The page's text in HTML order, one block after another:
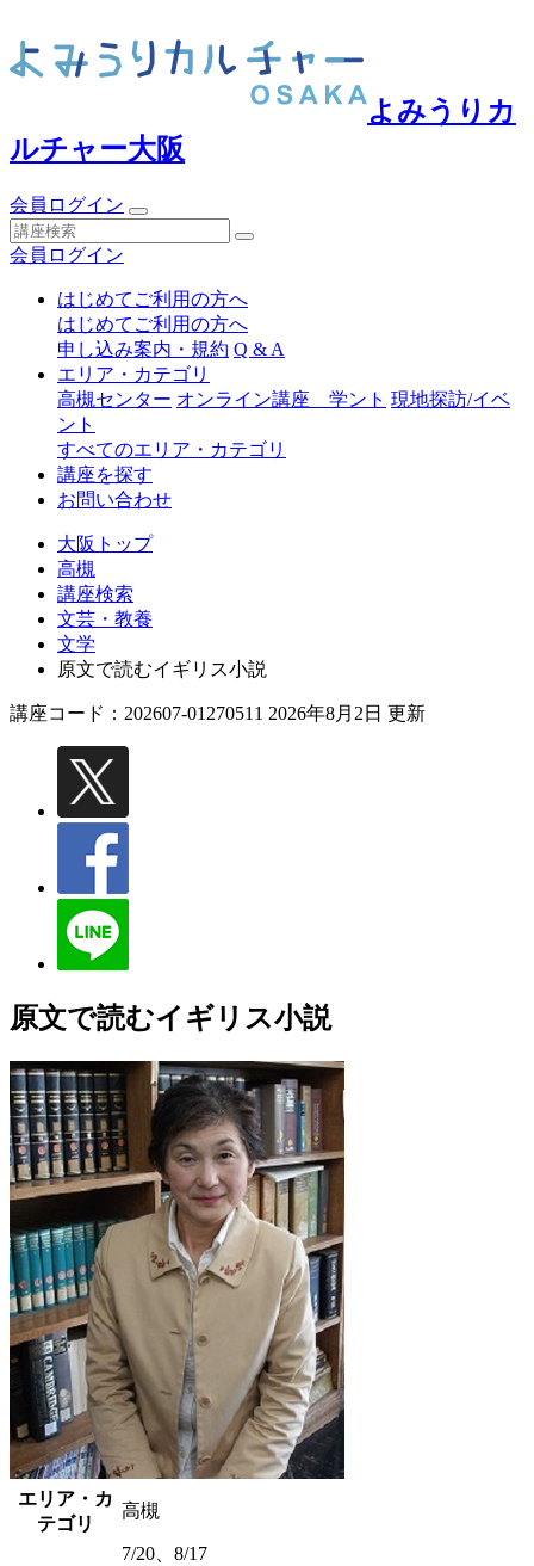
よみうりカ
ルチャー大阪
会員ログイン
会員ログイン
はじめてご利用の方へ
はじめてご利用の方へ
申し込み案内・規約 Q & A
エリア・カテゴリ
高槻センター オンライン講座 学ント 現地探訪/イベ
ント
すべてのエリア・カテゴリ
講座を探す
お問い合わせ
大阪トップ
高槻
講座検索
文芸・教養
文学
原文で読むイギリス小説
講座コード：202607-01270511 2026年8月2日 更新
原文で読むイギリス小説
エリア・カ
テゴリ
高槻
7/20、8/17